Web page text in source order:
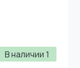
В наличии 1